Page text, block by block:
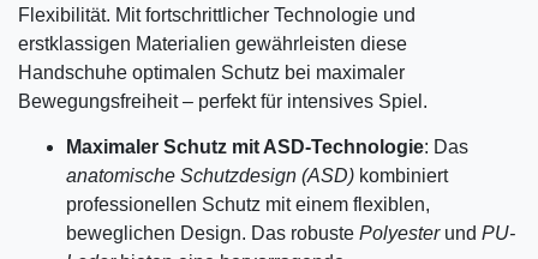
Flexibilität. Mit fortschrittlicher Technologie und
erstklassigen Materialien gewährleisten diese
Handschuhe optimalen Schutz bei maximaler
Bewegungsfreiheit – perfekt für intensives Spiel.
Maximaler Schutz mit ASD-Technologie: Das
anatomische Schutzdesign (ASD) kombiniert
professionellen Schutz mit einem flexiblen,
beweglichen Design. Das robuste Polyesterund PU-